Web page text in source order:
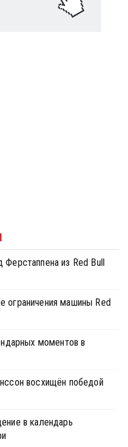
из Red Bull
ограничения машины Red
моментов в
восхищён победой
в календарь